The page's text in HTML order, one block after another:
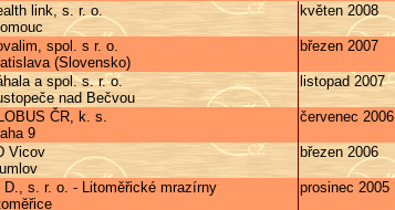
link, s. r. o.
květen 2008
spol. s r. o.
(Slovensko)
březen 2007
a spol. s. r. o.
nad Bečvou
listopad 2007
ČR, k. s.
9
červenec 2006
Vicov
březen 2006
D., s. r. o. - Litoměřické mrazírny
prosinec 2005